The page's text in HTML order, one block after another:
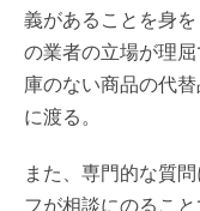
義があることを身
の業者の立場が理
庫のない商品の代
に渡る。
また、専門的な質
フが相談にのるこ